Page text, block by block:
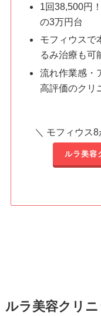
1回38,500円
の3万円台
モフィウスで
るみ治療も可
流れ作業感・
高評価のクリ
＼ モフィウス
ルラ美容
ルラ美容クリ